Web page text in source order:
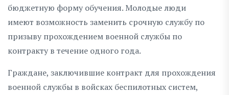
бюджетную форму обучения. Молодые люди
имеют возможность заменить срочную службу по
призыву прохождением военной службы по
контракту в течение одного года.
Граждане, заключившие контракт для прохождения
военной службы в войсках беспилотных систем,